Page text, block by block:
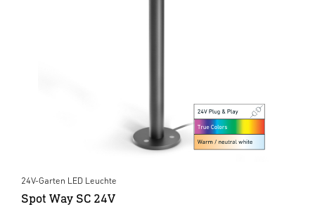
24V-Garten LED Leuchte
Spot Way SC 24V